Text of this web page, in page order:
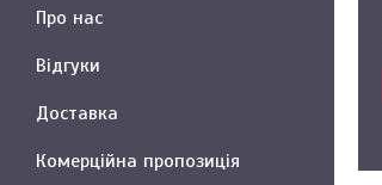
Про нас
Відгуки
Доставка
Комерційна пропозиція